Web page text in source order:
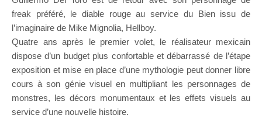
freak préféré, le diable rouge au service du Bien issu de
l’imaginaire de Mike Mignolia, Hellboy.
Quatre ans après le premier volet, le réalisateur mexicain
dispose d’un budget plus confortable et débarrassé de l’étape
exposition et mise en place d’une mythologie peut donner libre
cours à son génie visuel en multipliant les personnages de
monstres, les décors monumentaux et les effets visuels au
service d’une nouvelle histoire.